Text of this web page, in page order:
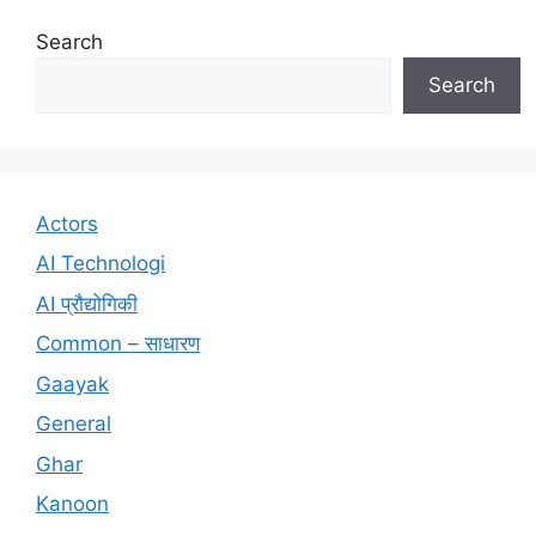
Search
Search
Actors
AI Technologi
AI प्रौद्योगिकी
Common – साधारण
Gaayak
General
Ghar
Kanoon